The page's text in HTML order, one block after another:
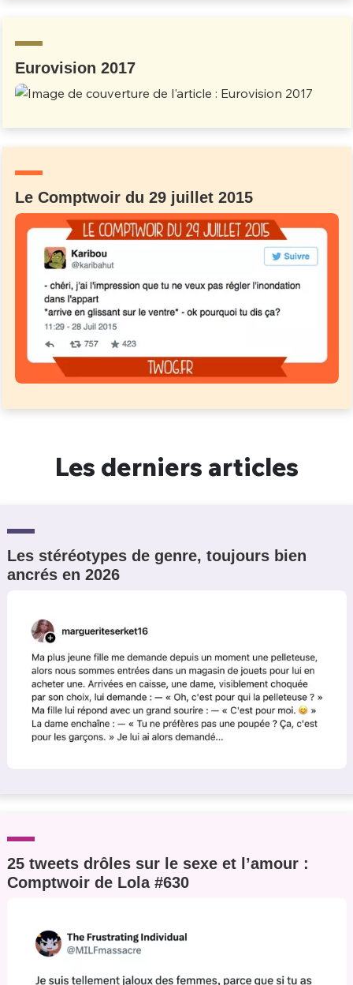
Eurovision 2017
Le Comptwoir du 29 juillet 2015
Les derniers articles
Les stéréotypes de genre, toujours bien
ancrés en 2026
25 tweets drôles sur le sexe et l’amour :
Comptwoir de Lola #630